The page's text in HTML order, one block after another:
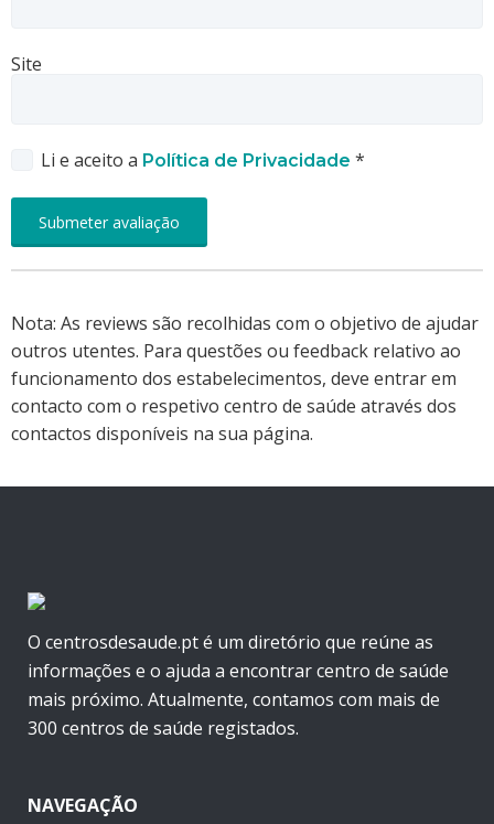
Site
Li e aceito a Política de Privacidade *
Nota: As reviews são recolhidas com o objetivo de ajudar
outros utentes. Para questões ou feedback relativo ao
funcionamento dos estabelecimentos, deve entrar em
contacto com o respetivo centro de saúde através dos
contactos disponíveis na sua página.
O centrosdesaude.pt é um diretório que reúne as
informações e o ajuda a encontrar centro de saúde
mais próximo. Atualmente, contamos com mais de
300 centros de saúde registados.
NAVEGAÇÃO